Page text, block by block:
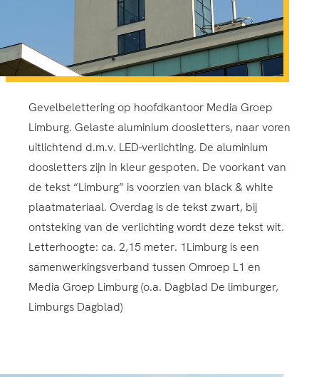
Gevelbelettering op hoofdkantoor Media Groep
Limburg. Gelaste aluminium doosletters, naar voren
uitlichtend d.m.v. LED-verlichting. De aluminium
doosletters zijn in kleur gespoten. De voorkant van
de tekst “Limburg” is voorzien van black & white
plaatmateriaal. Overdag is de tekst zwart, bij
ontsteking van de verlichting wordt deze tekst wit.
Letterhoogte: ca. 2,15 meter. 1Limburg is een
samenwerkingsverband tussen Omroep L1 en
Media Groep Limburg (o.a. Dagblad De limburger,
Limburgs Dagblad)